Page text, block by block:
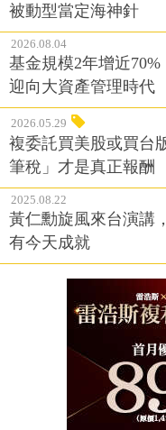
被動型當定海神針
2026.08.04
基金規模2年增近
迎向大資產管理時代
2026.05.29
複委託買美股或買台
筆稅」才是真正報酬
2025.08.22
黃仁勳旋風來台演講
有今天成就